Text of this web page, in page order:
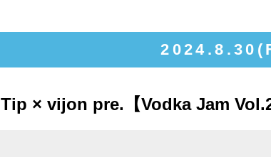
× vijon pre.【Vodka Jam Vol.2